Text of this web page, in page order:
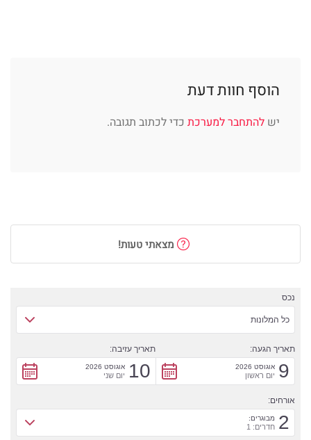
הוסף חוות דעת
יש להתחבר למערכת כדי לכתוב תגובה.
מצאתי טעות!
נכס
כל המלונות
תאריך הגעה:
9 אוגוסט 2026
יום ראשון
תאריך עזיבה:
10 אוגוסט 2026
יום שני
אורחים:
2 מבוגרים:
חדרים: 1